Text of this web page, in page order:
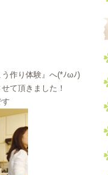
作り体験』へ(*ﾉωﾉ)
て頂きました！